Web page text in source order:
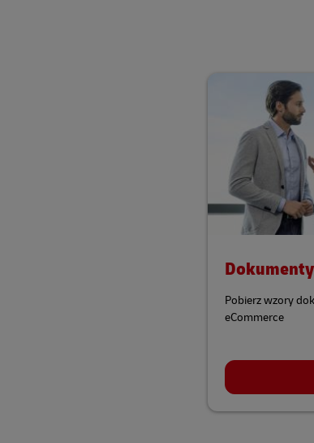
Pobierz wzory
eCommerce